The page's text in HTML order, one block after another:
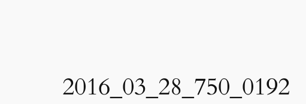
2016_03_28_750_0192